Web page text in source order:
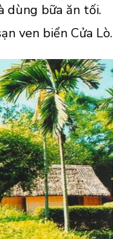
dùng bữa ăn tối.
ven biển Cửa Lò.